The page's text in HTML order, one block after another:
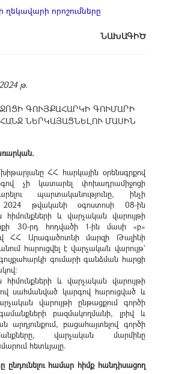
ղեկավարի որոշումները
ՆԱԽԱԳԻԾ
թ.
ԳՈՒՅՔԱՀԱՐԿԻ ԳՈՒՄԱՐԻ
ՆԵՐԿԱՅԱՑՆԵԼՈՒ ՄԱՍԻՆ
ՀՀ հարկային օրենսգրքով
չի կատարել փոխադրամիջոցի
պարտականությունը, ինչի
2024 թվականի օգոստոսի 08-ին
հիմունքների և վարչական վարույթի
30-րդ հոդվածի 1-ին մասի «բ»
ՀՀ Արագածոտնի մարզի Թալինի
հարուցվել է վարչական վարույթ`
գումարի գանձման հարցի
հիմունքների և վարչական վարույթի
սահմանված կարգով հարուցված և
վարույթի ընթացքում գործի
բազմակողմանի, լրիվ և
արդյունքում, բացահայտելով գործի
վարչական մարմինը
հետևյալը.
համար հիմք հանդիսացող